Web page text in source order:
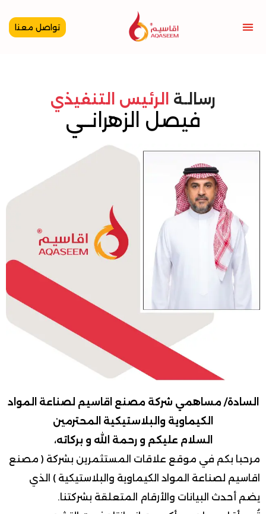
تواصل معنا
رسالـة الرئيس التنفيذي
فيصل الزهرانـــي
السادة/ مساهمي شركة مصنع اقاسيم لصناعة المواد
الكيماوية والبلاستيكية المحترمين
السلام عليكم و رحمة الله و بركاته،
مرحبا بكم في موقع علاقات المستثمرين بشركة ( مصنع
اقاسيم لصناعة المواد الكيماوية والبلاستيكية ) الذي
يضم أحدث البيانات والأرقام المتعلقة بشركتنا.